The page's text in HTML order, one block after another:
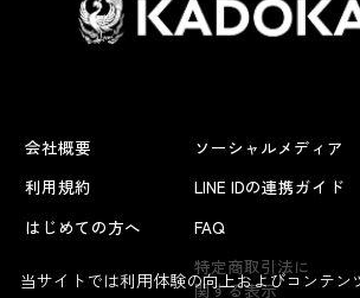
会社概要
利用規約
はじめての方へ
ソーシャルメディア
LINE IDの連携ガイド
FAQ
特定商取引法に
関する表示
当サイトでは利用体験の向上およびコンテン